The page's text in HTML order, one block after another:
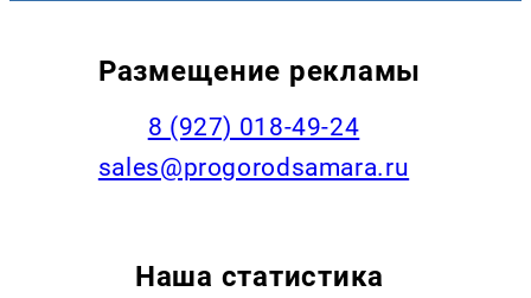
Размещение рекламы
8 (927) 018-49-24
sales@progorodsamara.ru
Наша статистика